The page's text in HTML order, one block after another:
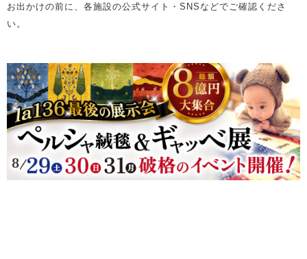
お出かけの前に、各施設の公式サイト・SNSなどでご確認くださ
い。